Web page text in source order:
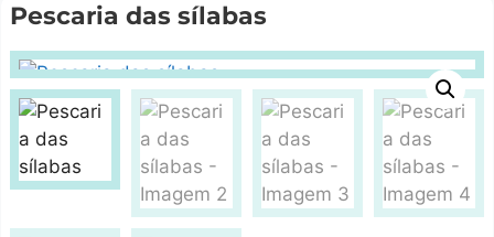
Pescaria das sílabas